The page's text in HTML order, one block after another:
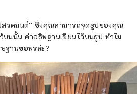
วดมนต์'' ซึ่งคุณสามารถจุดธูปของคุณ
บนนั้น คำอธิษฐานเขียนไว้บนธูป ทำไม
ฐานขอพรล่ะ?